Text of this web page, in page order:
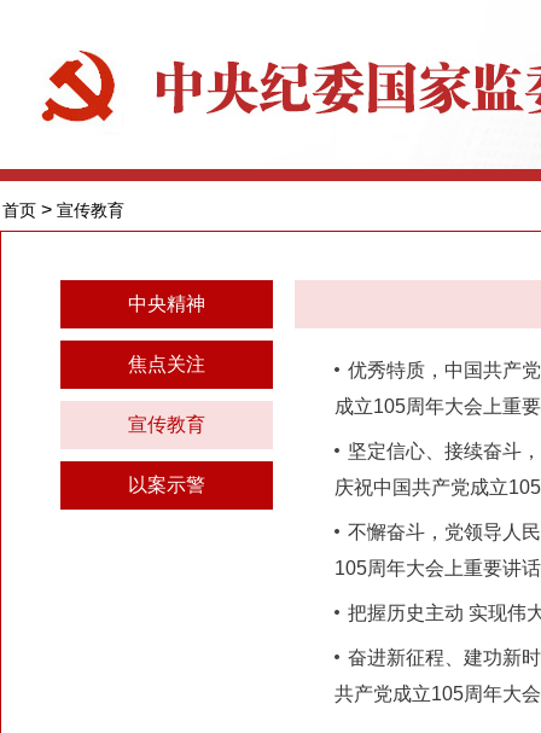
首页 > 宣传教育
中央精神
焦点关注
宣传教育
以案示警